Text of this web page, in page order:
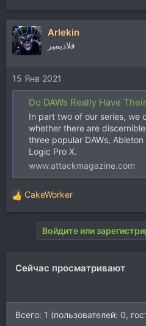
Arlekin
فلاديمير
15 Янв 2021
Do DAWs Really Have
In part two of our series, we
whether there are
three popular DAWs,
Logic Pro X.
www.attackmagazine.com
Р
е
и
CakeWorker
Войдите или
Сейчас просматривают
Всего: 1 (пользователей: 0,